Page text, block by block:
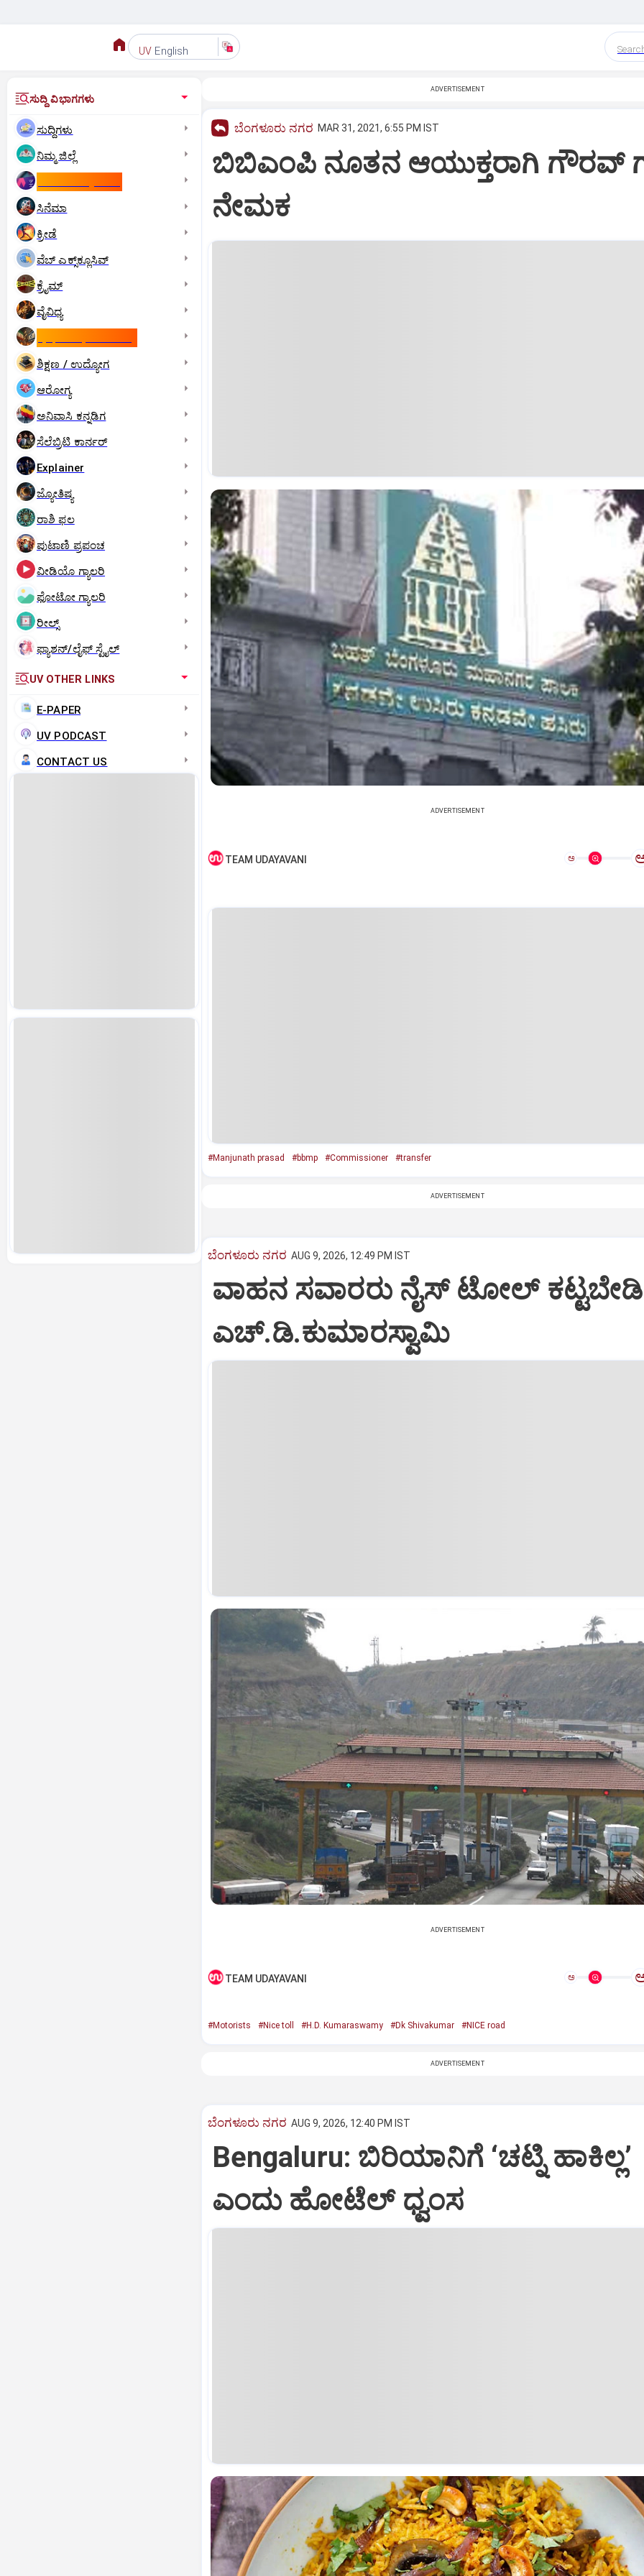
UV English
ಸುದ್ದಿ ವಿಭಾಗಗಳು
ಸುದ್ದಿಗಳು
ನಿಮ್ಮ ಜಿಲ್ಲೆ
ಸಿನೆಮಾ
ಕ್ರೀಡೆ
ವೆಬ್ ಎಕ್ಸ್‌ಕ್ಲೂಸಿವ್
ಕ್ರೈಮ್
ವೈವಿಧ್ಯ
ಶಿಕ್ಷಣ / ಉದ್ಯೋಗ
ಆರೋಗ್ಯ
ಅನಿವಾಸಿ ಕನ್ನಡಿಗ
ಸೆಲೆಬ್ರಿಟಿ ಕಾರ್ನರ್‌
Explainer
ಜ್ಯೋತಿಷ್ಯ
ರಾಶಿ ಫಲ
ಪುಟಾಣಿ ಪ್ರಪಂಚ
ವೀಡಿಯೊ ಗ್ಯಾಲರಿ
ಫೋಟೋ ಗ್ಯಾಲರಿ
ರೀಲ್ಸ್
ಫ್ಯಾಶನ್/ಲೈಫ್‌ ಸ್ಟೈಲ್
UV OTHER LINKS
E-PAPER
UV PODCAST
CONTACT US
ADVERTISEMENT
ಬೆಂಗಳೂರು ನಗರ MAR 31, 2021, 6:55 PM IST
ಬಿಬಿಎಂಪಿ ನೂತನ ಆಯುಕ್ತರಾಗಿ ಗೌರವ್
ನೇಮಕ
ADVERTISEMENT
TEAM UDAYAVANI ಅ
#Manjunath prasad #bbmp #Commissioner #transfer
ADVERTISEMENT
ಬೆಂಗಳೂರು ನಗರ AUG 9, 2026, 12:49 PM IST
ವಾಹನ ಸವಾರರು ನೈಸ್‌ ಟೋಲ್‌
ಎಚ್‌.ಡಿ.ಕುಮಾರಸ್ವಾಮಿ
ADVERTISEMENT
TEAM UDAYAVANI ಅ
#Motorists #Nice toll #H.D. Kumaraswamy #Dk Shivakumar #NICE road
ADVERTISEMENT
ಬೆಂಗಳೂರು ನಗರ AUG 9, 2026, 12:40 PM IST
Bengaluru: ಬಿರಿಯಾನಿಗೆ ‘ಚಟ್ನಿ ಹಾಕಿಲ್ಲ’
ಎಂದು ಹೋಟೆಲ್‌ ಧ್ವಂಸ